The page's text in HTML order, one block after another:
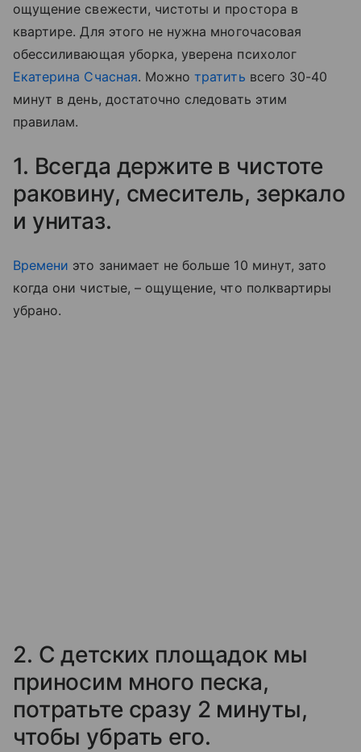
ощущение свежести, чистоты и простора в
квартире. Для этого не нужна многочасовая
обессиливающая уборка, уверена психолог
Екатерина Счасная. Можнотратить всего 30-40
минут в день, достаточно следовать этим
правилам.
1. Всегда держите в чистоте
раковину, смеситель, зеркало
и унитаз.
Времени это занимает не больше 10 минут, зато
когда они чистые, – ощущение, что полквартиры
убрано.
2. С детских площадок мы
приносим много песка,
потратьте сразу 2 минуты,
чтобы убрать его.